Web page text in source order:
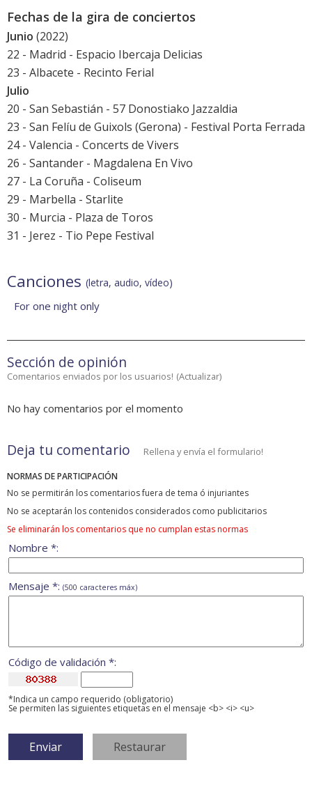
Fechas de la gira de conciertos
Junio (2022)
22 - Madrid - Espacio Ibercaja Delicias
23 - Albacete - Recinto Ferial
Julio
20 - San Sebastián - 57 Donostiako Jazzaldia
23 - San Felíu de Guixols (Gerona) - Festival Porta Ferrada
24 - Valencia - Concerts de Vivers
26 - Santander - Magdalena En Vivo
27 - La Coruña - Coliseum
29 - Marbella - Starlite
30 - Murcia - Plaza de Toros
31 - Jerez - Tio Pepe Festival
Canciones (letra, audio, vídeo)
For one night only
Sección de opinión
Comentarios enviados por los usuarios! (Actualizar)
No hay comentarios por el momento
Deja tu comentario Rellena y envía el formulario!
NORMAS DE PARTICIPACIÓN
No se permitirán los comentarios fuera de tema ó injuriantes
No se aceptarán los contenidos considerados como publicitarios
Se eliminarán los comentarios que no cumplan estas normas
Nombre *:
Mensaje *: (500 caracteres máx)
Código de validación *:
*Indica un campo requerido (obligatorio)
Se permiten las siguientes etiquetas en el mensaje <b> <i> <u>